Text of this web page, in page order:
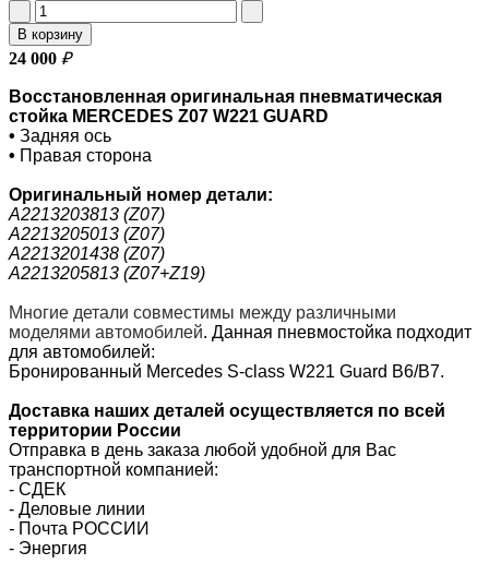
В корзину
24 000 ₽
Восстановленная оригинальная пневматическая
стойка MERCEDES Z07 W221 GUARD
• Задняя ось
• Правая сторона
Оригинальный номер детали:
A2213203813 (Z07)
A2213205013 (Z07)
A2213201438 (Z07)
A2213205813 (Z07+Z19)
Многие детали совместимы между различными
моделями автомобилей. Данная пневмостойка подходит
для автомобилей:
Бронированный Mercedes S-class W221 Guard B6/B7.
Доставка наших деталей осуществляется по всей
территории России
Отправка в день заказа любой удобной для Вас
транспортной компанией:
- СДЕК
- Деловые линии
- Почта РОССИИ
- Энергия